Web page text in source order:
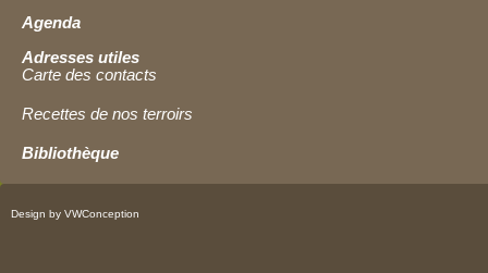
Agenda
Adresses utiles
Carte des contacts
Recettes de nos terroirs
Bibliothèque
Design by VWConception